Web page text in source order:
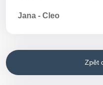
Jana - Cleo
Zpět